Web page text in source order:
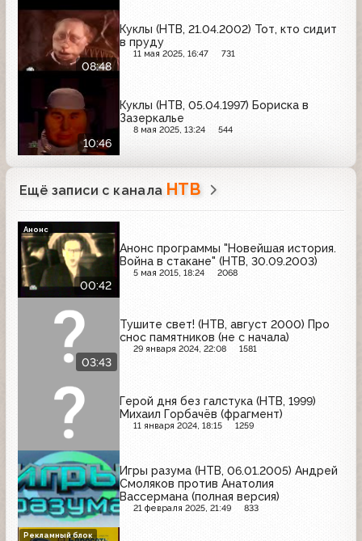
08:48
Куклы (НТВ, 21.04.2002) Тот, кто сидит
в пруду
11 мая 2025, 16:47 731
10:46
Куклы (НТВ, 05.04.1997) Бориска в
Зазеркалье
8 мая 2025, 13:24 544
Ещё записи с канала НТВ
00:42
Анонс программы "Новейшая история.
Война в стакане" (НТВ, 30.09.2003)
5 мая 2015, 18:24 2068
Анонс
03:43
Тушите свет! (НТВ, август 2000) Про
снос памятников (не с начала)
29 января 2024, 22:08 1581
Герой дня без галстука (НТВ, 1999)
Михаил Горбачёв (фрагмент)
11 января 2024, 18:15 1259
Игры разума (НТВ, 06.01.2005) Андрей
Смоляков против Анатолия
Вассермана (полная версия)
21 февраля 2025, 21:49 833
Рекламный блок